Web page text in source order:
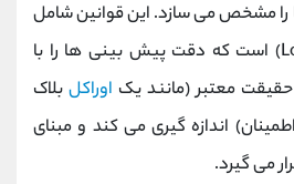
را مشخص می ‌سازد. این قوانین شامل
تابع زیان (Loss Function) است که دقت پیش ‌بینی‌ ها را با
حقیقت معتبر (مانند یک اوراکل بلاک
اندازه‌ گیری می‌ کند و مبنای
می ‌گیرد.